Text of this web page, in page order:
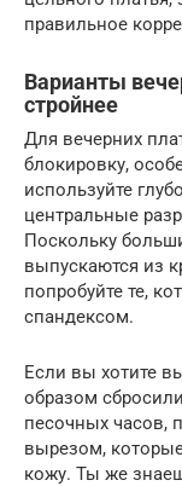
правильное
Варианты
стройнее
Для вечерних
блокировку,
используйте
центральные
Поскольку
выпускаются из
попробуйте те,
спандексом.
Если вы хотите
образом
песочных часов,
вырезом,
кожу. Ты же